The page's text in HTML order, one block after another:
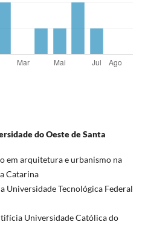
do Oeste de Santa
em arquitetura e urbanismo na
Catarina
Universidade Tecnológica Federal
Universidade Católica do